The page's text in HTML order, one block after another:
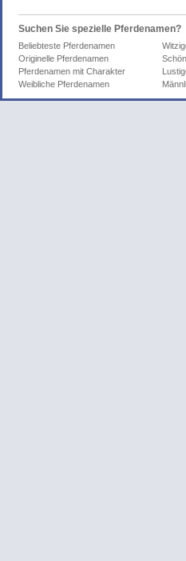
Suchen Sie spezielle Pferdenamen?
Beliebteste Pferdenamen
Originelle Pferdenamen
Pferdenamen mit Charakter
Weibliche Pferdenamen